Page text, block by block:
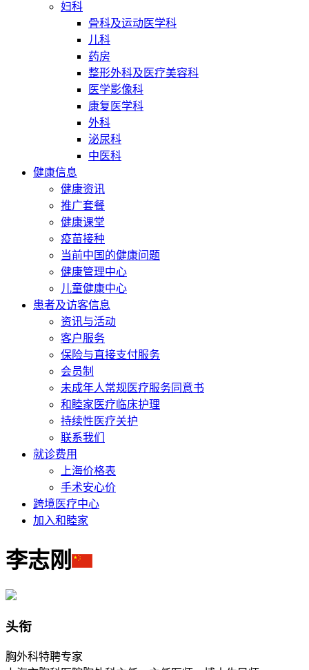
妇科
骨科及运动医学科
儿科
药房
整形外科及医疗美容科
医学影像科
康复医学科
外科
泌尿科
中医科
健康信息
健康资讯
推广套餐
健康课堂
疫苗接种
当前中国的健康问题
健康管理中心
儿童健康中心
患者及访客信息
资讯与活动
客户服务
保险与直接支付服务
会员制
未成年人常规医疗服务同意书
和睦家医疗临床护理
持续性医疗关护
联系我们
就诊费用
上海价格表
手术安心价
跨境医疗中心
加入和睦家
李志刚
头衔
胸外科特聘专家